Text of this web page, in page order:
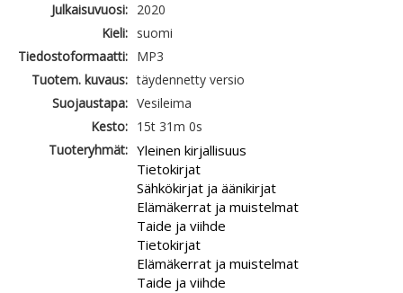
Julkaisuvuosi: 2020
Kieli: suomi
Tiedostoformaatti: MP3
Tuotem. kuvaus: täydennetty versio
Suojaustapa: Vesileima
Kesto: 15t 31m 0s
Tuoteryhmät: Yleinen kirjallisuus
Tietokirjat
Sähkökirjat ja äänikirjat
Elämäkerrat ja muistelmat
Taide ja viihde
Tietokirjat
Elämäkerrat ja muistelmat
Taide ja viihde